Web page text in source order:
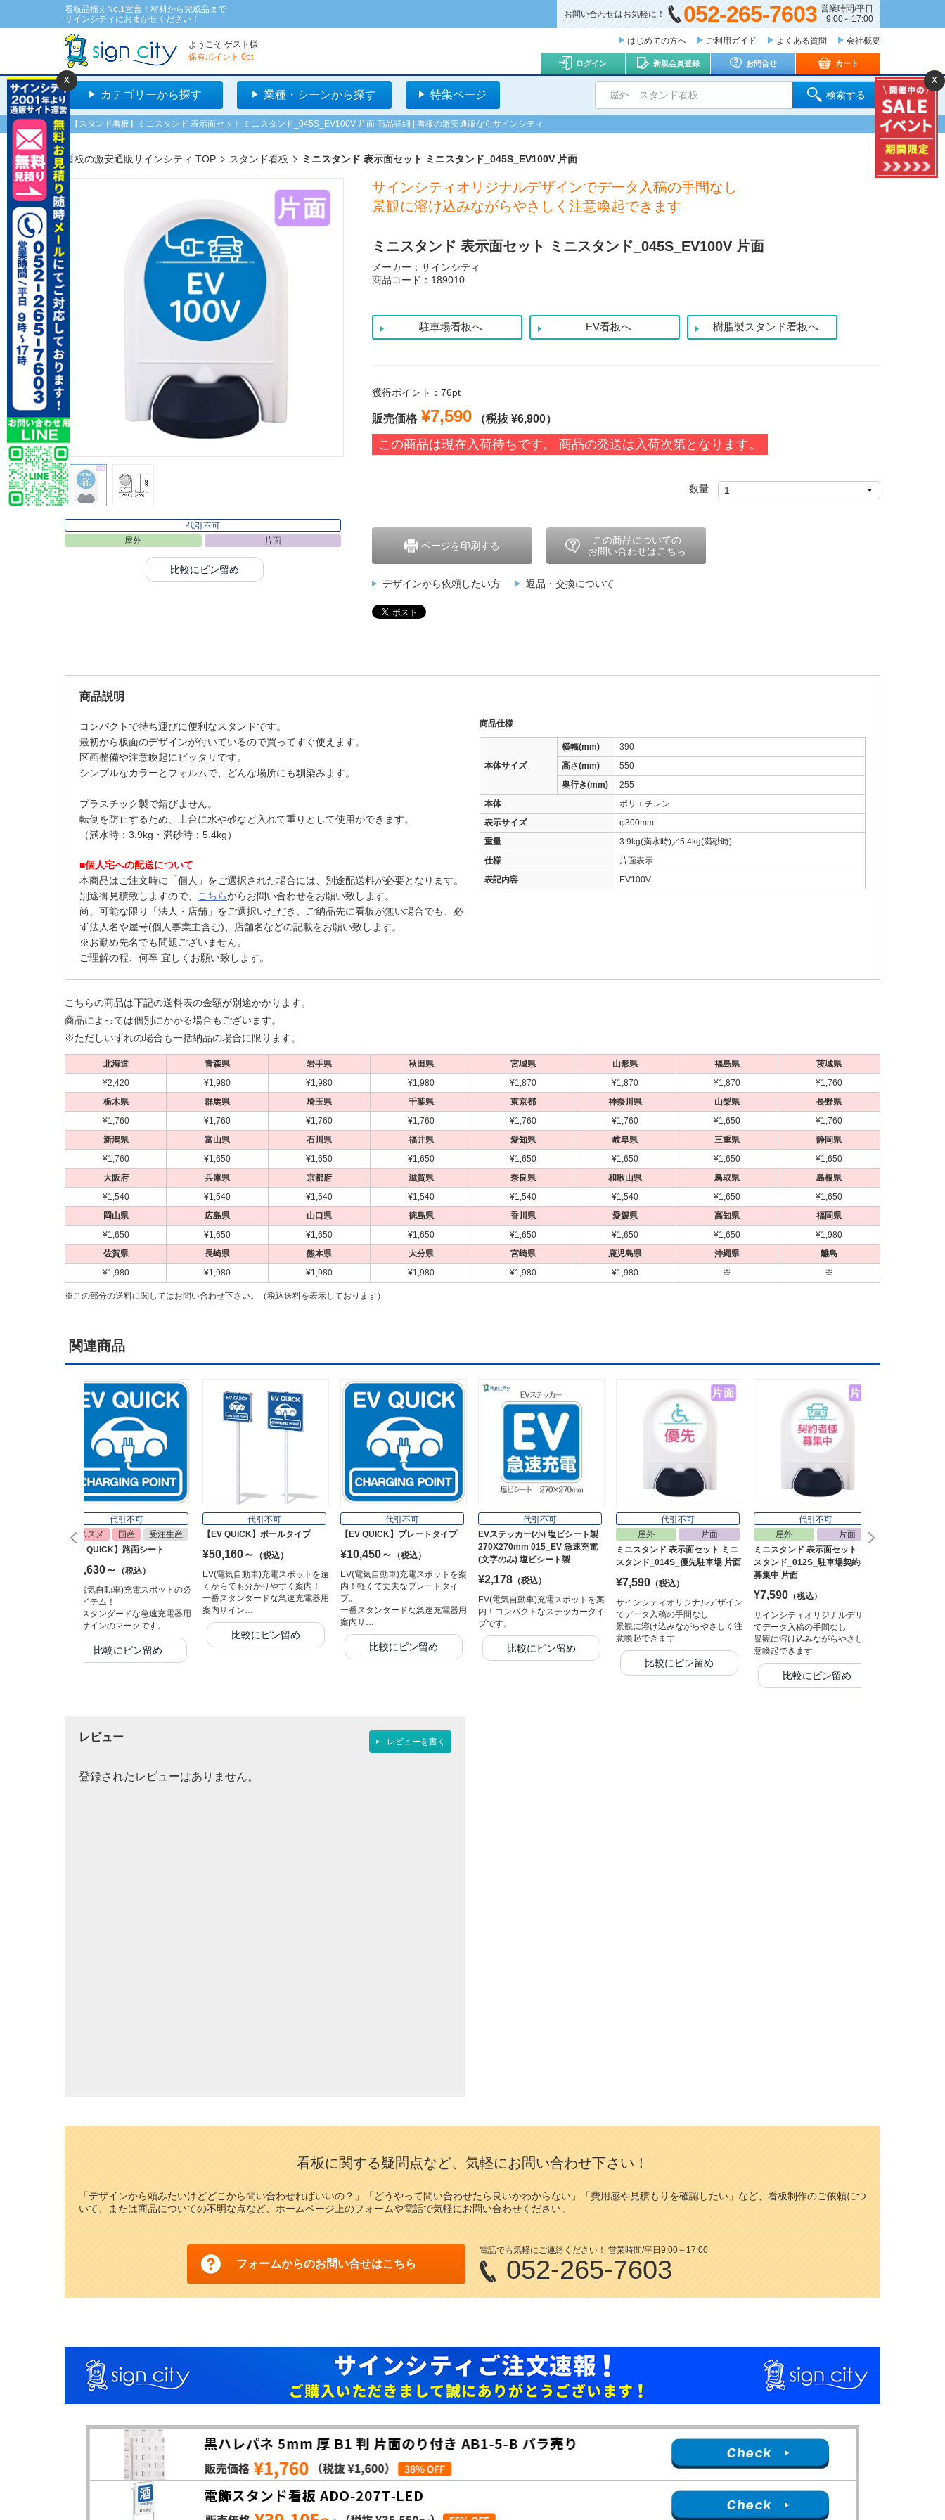
看板品揃えNo.1宣言！材料から完成品まで
サインシティにおまかせください！
お問い合わせはお気軽に！ 052-265-7603 営業時間/平日
9:00～17:00
ようこそ ゲスト 様
保有ポイント 0pt
はじめての方へ ご利用ガイド よくある質問 会社概要
ログイン 新規会員登録 お問合せ カート
カテゴリーから探す 業種・シーンから探す 特集ページ 屋外 スタンド看板 検索する
【スタンド看板】ミニスタンド 表示面セット ミニスタンド_045S_EV100V 片面 商品詳細 | 看板の激安通販ならサインシティ
看板の激安通販サインシティ TOP スタンド看板 ミニスタンド 表示面セット ミニスタンド_045S_EV100V 片面
代引不可
屋外
片面
比較にピン留め
サインシティオリジナルデザインでデータ入稿の手間なし
景観に溶け込みながらやさしく注意喚起できます
ミニスタンド 表示面セット ミニスタンド_045S_EV100V 片面
メーカー：サインシティ
商品コード：189010
駐車場看板へ EV看板へ 樹脂製スタンド看板へ
獲得ポイント：76pt
販売価格 ¥7,590 （税抜 ¥6,900）
この商品は現在入荷待ちです。 商品の発送は入荷次第となります。
数量
ページを印刷する
この商品についての
お問い合わせはこちら
デザインから依頼したい方 返品・交換について
商品説明
コンパクトで持ち運びに便利なスタンドです。
最初から板面のデザインが付いているので買ってすぐ使えます。
区画整備や注意喚起にピッタリです。
シンプルなカラーとフォルムで、どんな場所にも馴染みます。
プラスチック製で錆びません。
転倒を防止するため、土台に水や砂など入れて重りとして使用ができます。
（満水時：3.9kg・満砂時：5.4kg）
■個人宅への配送について
本商品はご注文時に「個人」をご選択された場合には、別途配送料が必要となります。
別途御見積致しますので、
こちらからお問い合わせをお願い致します。
尚、可能な限り「法人・店舗」をご選択いただき、ご納品先に看板が無い場合でも、必
ず法人名や屋号(個人事業主含む)、店舗名などの記載をお願い致します。
※お勤め先名でも問題ございません。
ご理解の程、何卒 宜しくお願い致します。
商品仕様
本体サイズ
横幅(mm)
390
高さ(mm)
550
奥行き(mm)
255
本体
ポリエチレン
表示サイズ
φ300mm
重量
3.9kg(満水時)／5.4kg(満砂時)
仕様
片面表示
表記内容
EV100V
こちらの商品は下記の送料表の金額が別途かかります。
商品によっては個別にかかる場合もございます。
※ただしいずれの場合も一括納品の場合に限ります。
※この部分の送料に関してはお問い合わせ下さい。（税込送料を表示しております）
北海道 青森県 岩手県 秋田県 宮城県 山形県 福島県
茨城県
¥2,420
¥1,980 ¥1,980 ¥1,980 ¥1,870 ¥1,870 ¥1,870
¥1,760
栃木県
群馬県 埼玉県 千葉県 東京都 神奈川県 山梨県
長野県
¥1,760
¥1,760 ¥1,760 ¥1,760 ¥1,760 ¥1,760 ¥1,650
¥1,760
新潟県
富山県 石川県 福井県 愛知県 岐阜県 三重県
静岡県
¥1,760
¥1,650 ¥1,650 ¥1,650 ¥1,650 ¥1,650 ¥1,650
¥1,650
大阪府
兵庫県 京都府 滋賀県 奈良県 和歌山県 鳥取県
島根県
¥1,540
¥1,540 ¥1,540 ¥1,540 ¥1,540 ¥1,540 ¥1,650
¥1,650
岡山県
広島県 山口県 徳島県 香川県 愛媛県 高知県
福岡県
¥1,650
¥1,650 ¥1,650 ¥1,650 ¥1,650 ¥1,650 ¥1,650
¥1,980
佐賀県
長崎県 熊本県 大分県 宮崎県 鹿児島県 沖縄県
離島
¥1,980
¥1,980 ¥1,980 ¥1,980 ¥1,980 ¥1,980 ※ ※
関連商品
代引不可
オススメ
国産
受注生産
【EV QUICK】路面シート
¥47,630～
（税込）
EV(電気自動車)充電スポットの必
須アイテム！
一番スタンダードな急速充電器用
案内サインのマークです。
比較にピン留め
代引不可
【EV QUICK】ポールタイプ
¥50,160～
（税込）
EV(電気自動車)充電スポットを遠
くからでも分かりやすく案内！
一番スタンダードな急速充電器用
案内サイン…
比較にピン留め
代引不可
【EV QUICK】プレートタイプ
¥10,450～
（税込）
EV(電気自動車)充電スポットを案
内！軽くて丈夫なプレートタイ
プ。
一番スタンダードな急速充電器用
案内サ…
比較にピン留め
代引不可
EVステッカー(小) 塩ビシート製
270X270mm 015_EV 急速充電
(文字のみ) 塩ビシート製
¥2,178 （税込）
EV(電気自動車)充電スポットを案
内！コンパクトなステッカータイ
プです。
比較にピン留め
代引不可
屋外
片面
ミニスタンド 表示面セット ミニ
スタンド_014S_優先駐車場 片面
¥7,590 （税込）
サインシティオリジナルデザイン
でデータ入稿の手間なし
景観に溶け込みながらやさしく注
意喚起できます
比較にピン留め
代引不可
屋外
片面
ミニスタンド 表示面セット ミニ
スタンド_012S_駐車場契約者様
募集中 片面
¥7,590 （税込）
サインシティオリジナルデザイン
でデータ入稿の手間なし
景観に溶け込みながらやさしく注
意喚起できます
比較にピン留め
レビュー レビューを書く
登録されたレビューはありません。
看板に関する疑問点など、気軽にお問い合わせ下さい！
「デザインから頼みたいけどどこから問い合わせればいいの？」「どうやって問い合わせたら良いかわからない」「費用感や見積もりを確認したい」など、看板制作のご依頼につ
いて、または商品についての不明な点など、ホームページ上のフォームや電話で気軽にお問い合わせください。
フォームからのお問い合せはこちら
電話でも気軽にご連絡ください！ 営業時間/平日9:00～17:00
052-265-7603
x
x